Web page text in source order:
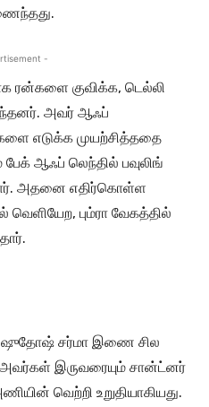
-
ரன்களை குவிக்க, டெல்லி
அவர் ஆஃப்
எடுக்க முயற்சித்ததை
ஆஃப் லெந்தில் பவுலிங்
அதனை எதிர்கொள்ள
வெளியேற, பும்ரா வேகத்தில்
சர்மா இணை சில
இருவரையும் சான்ட்னர்
வெற்றி உறுதியாகியது.